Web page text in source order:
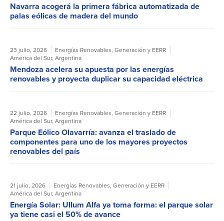
Navarra acogerá la primera fábrica automatizada de
palas eólicas de madera del mundo
23 julio, 2026 Energías Renovables, Generación y EERR
América del Sur, Argentina
Mendoza acelera su apuesta por las energías
renovables y proyecta duplicar su capacidad eléctrica
22 julio, 2026 Energías Renovables, Generación y EERR
América del Sur, Argentina
Parque Eólico Olavarría: avanza el traslado de
componentes para uno de los mayores proyectos
renovables del país
21 julio, 2026 Energías Renovables, Generación y EERR
América del Sur, Argentina
Energía Solar: Ullum Alfa ya toma forma: el parque solar
ya tiene casi el 50% de avance